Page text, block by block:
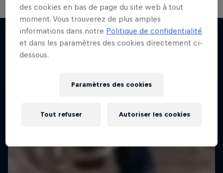
J'EN VEUX ENCORE !
des cookies en bas de page du site web à tout
moment. Vous trouverez de plus amples
informations dans notre Politique de confidentialité
et dans les paramètres des cookies directement ci-
dessous.
Paramètres des cookies
Tout refuser Autoriser les cookies